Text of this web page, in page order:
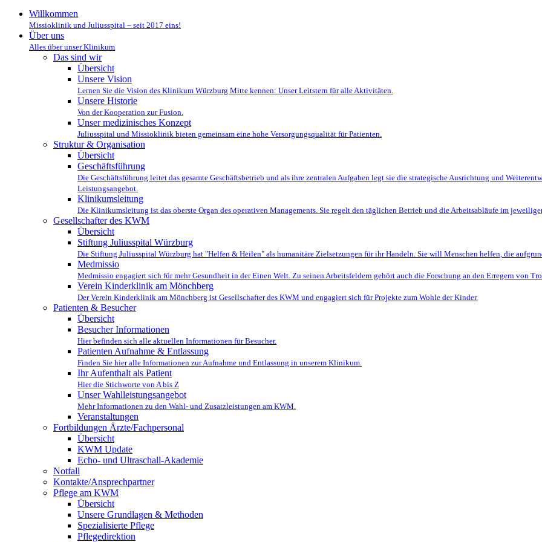
Willkommen
Missioklinik und Juliusspital – seit 2017 eins!
Über uns
Alles über unser Klinikum
Das sind wir
Übersicht
Unsere Vision
Lernen Sie die Vision des Klinikum Würzburg Mitte kennen: Unser Leitstern für alle Aktivitäten.
Unsere Historie
Von der Kooperation zur Fusion.
Unser medizinisches Konzept
Juliusspital und Missioklinik bieten gemeinsam eine hohe Versorgungsqualität für Patienten.
Struktur & Organisation
Übersicht
Geschäftsführung
Die Geschäftsführung leitet das gesamte Geschäftsbetrieb und als ihre zentralen Aufgaben legt sie die strategische Ausrichtung und
Leistungsangebot.
Klinikumsleitung
Die Klinikumsleitung ist das oberste Organ des operativen Managements. Sie regelt den täglichen Betrieb und die Arbeitsabläufe im
Gesellschafter des KWM
Übersicht
Stiftung Juliusspital Würzburg
Die Stiftung Juliusspital Würzburg hat "Helfen & Heilen" als humanitäre Zielsetzungen für ihr Handeln. Sie will Menschen helfen, die
Medmissio
Medmissio engagiert sich für mehr Gesundheit in der Einen Welt. Zu seinen Arbeitsfeldern gehört auch die Forschung an den Erregern von
Verein Kinderklinik am Mönchberg
Der Verein Kinderklinik am Mönchberg ist Gesellschafter des KWM und engagiert sich für Projekte zum Wohle der Kinder.
Patienten & Besucher
Übersicht
Besucher Informationen
Hier befinden sich alle aktuellen Informationen für Besucher.
Patienten Aufnahme & Entlassung
Finden Sie hier alle Informationen zur Aufnahme und Entlassung in unserem Klinikum.
Ihr Aufenthalt als Patient
Hier die Stichworte von A bis Z
Unser Wahlleistungsangebot
Mehr Informationen zu den Wahl- und Zusatzleistungen am KWM.
Veranstaltungen
Fortbildungen Ärzte/Fachpersonal
Übersicht
KWM Update
Echo- und Ultraschall-Akademie
Notfall
Kontakte/Ansprechpartner
Pflege am KWM
Übersicht
Unsere Grundlagen & Methoden
Spezialisierte Pflege
Pflegedirektion